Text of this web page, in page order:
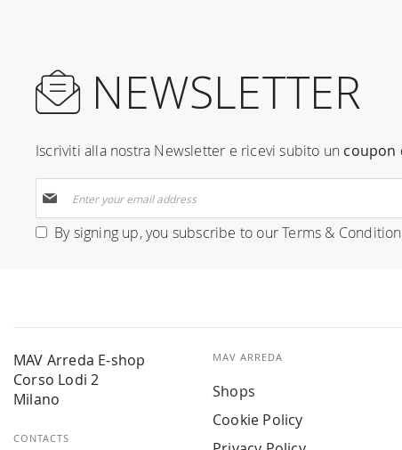
NEWSLETTER
Iscriviti alla nostra Newsletter e ricevi subito un coupon
Up
for By signing up, you subscribe to ourTerms & Condition
MAV Arreda E-shop
Corso Lodi 2
Milano
CONTACTS
MAV ARREDA
Shops
Cookie Policy